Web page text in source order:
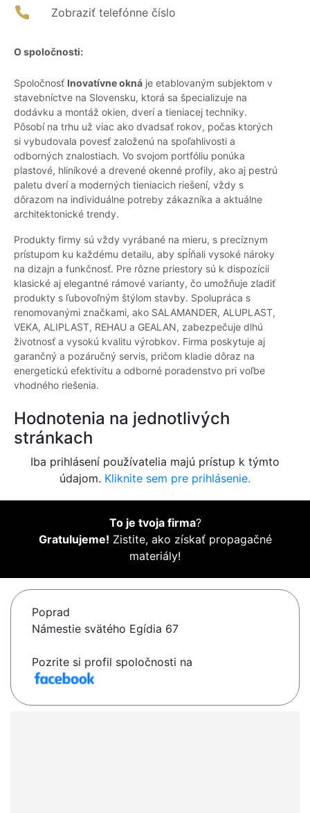
Zobraziť telefónne číslo
O spoločnosti:
Spoločnosť Inovatívne okná je etablovaným subjektom v
stavebníctve na Slovensku, ktorá sa špecializuje na
dodávku a montáž okien, dverí a tieniacej techniky.
Pôsobí na trhu už viac ako dvadsať rokov, počas ktorých
si vybudovala povesť založenú na spoľahlivosti a
odborných znalostiach. Vo svojom portfóliu ponúka
plastové, hliníkové a drevené okenné profily, ako aj pestrú
paletu dverí a moderných tieniacich riešení, vždy s
dôrazom na individuálne potreby zákazníka a aktuálne
architektonické trendy.
Produkty firmy sú vždy vyrábané na mieru, s precíznym
prístupom ku každému detailu, aby spĺňali vysoké nároky
na dizajn a funkčnosť. Pre rôzne priestory sú k dispozícii
klasické aj elegantné rámové varianty, čo umožňuje zladiť
produkty s ľubovoľným štýlom stavby. Spolupráca s
renomovanými značkami, ako SALAMANDER, ALUPLAST,
VEKA, ALIPLAST, REHAU a GEALAN, zabezpečuje dlhú
životnosť a vysokú kvalitu výrobkov. Firma poskytuje aj
garančný a pozáručný servis, pričom kladie dôraz na
energetickú efektivitu a odborné poradenstvo pri voľbe
vhodného riešenia.
Hodnotenia na jednotlivých
stránkach
Iba prihlásení používatelia majú prístup k týmto
údajom. Kliknite sem pre prihlásenie.
To je tvoja firma?
Gratulujeme! Zistite, ako získať propagačné
materiály!
Poprad
Námestie svätého Egídia 67
Pozrite si profil spoločnosti na